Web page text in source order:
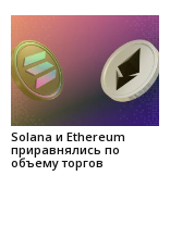
Solana и Ethereum
приравнялись по
объему торгов